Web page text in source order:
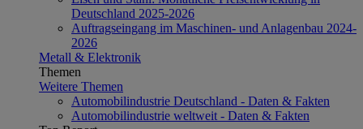
Deutschland 2025-2026
Auftragseingang im Maschinen- und Anlagenbau 2024-
2026
Metall & Elektronik
Themen
Weitere Themen
Automobilindustrie Deutschland - Daten & Fakten
Automobilindustrie weltweit - Daten & Fakten